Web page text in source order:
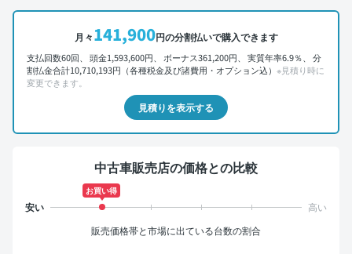
月々141,900円の分割払いで購入できます
支払回数60回、 頭金1,593,600円、 ボーナス361,200円、 実質年率6.9％、 分
割払金合計10,710,193円（各種税金及び諸費用・オプション込） ※見積り時に
変更できます。
見積りを表示する
中古車販売店の価格との比較
お買い得
販売価格帯と市場に出ている台数の割合